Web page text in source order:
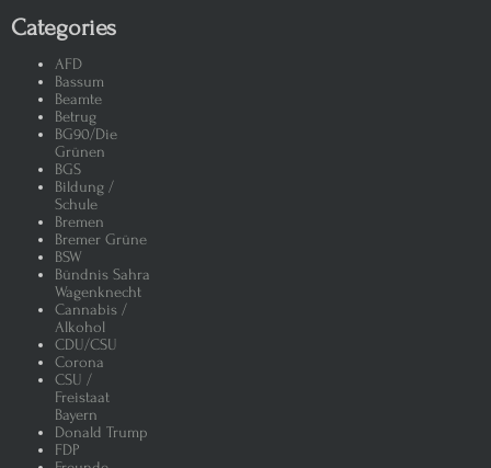
Categories
AFD
Bassum
Beamte
Betrug
BG90/Die
Grünen
BGS
Bildung /
Schule
Bremen
Bremer Grüne
BSW
Bündnis Sahra
Wagenknecht
Cannabis /
Alkohol
CDU/CSU
Corona
CSU /
Freistaat
Bayern
Donald Trump
FDP